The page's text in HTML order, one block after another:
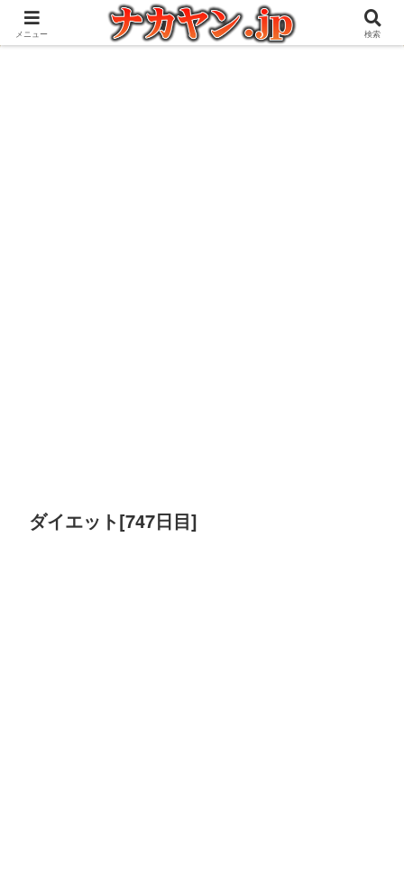
アウトドアとガジェット好きな管理人の愉快な日々を綴るブログ
ダイエット[747日目]
メニュー 検索